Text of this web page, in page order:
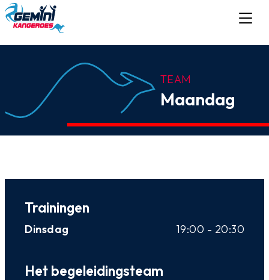
TEAM
Maandag
Trainingen
Dinsdag 19:00 - 20:30
Het begeleidingsteam